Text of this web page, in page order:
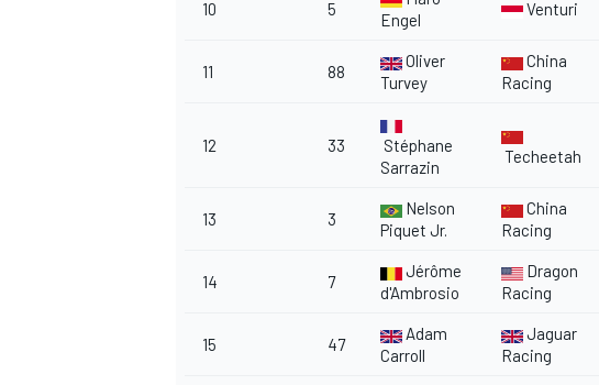
10 5
Engel
Venturi
11 88
Oliver
Turvey
China
Racing
12 33
Stéphane
Sarrazin
Techeetah
13 3
Nelson
Piquet Jr.
China
Racing
14 7
Jérôme
d'Ambrosio
Dragon
Racing
15 47
Adam
Carroll
Jaguar
Racing